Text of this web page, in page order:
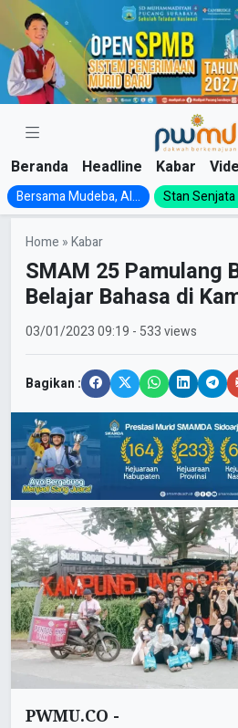
Skip
content
Beranda Headline Kabar
Bersama Mudeba, Al... Stan
Home »Kabar
SMAM 25 Pamulang
Belajar Bahasa di
03/01/202309:19 - 533 views
Bagikan :
PWMU.CO -